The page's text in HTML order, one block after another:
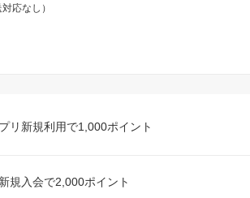
応なし）
リ新規利用で1,000ポイント
規入会で2,000ポイント